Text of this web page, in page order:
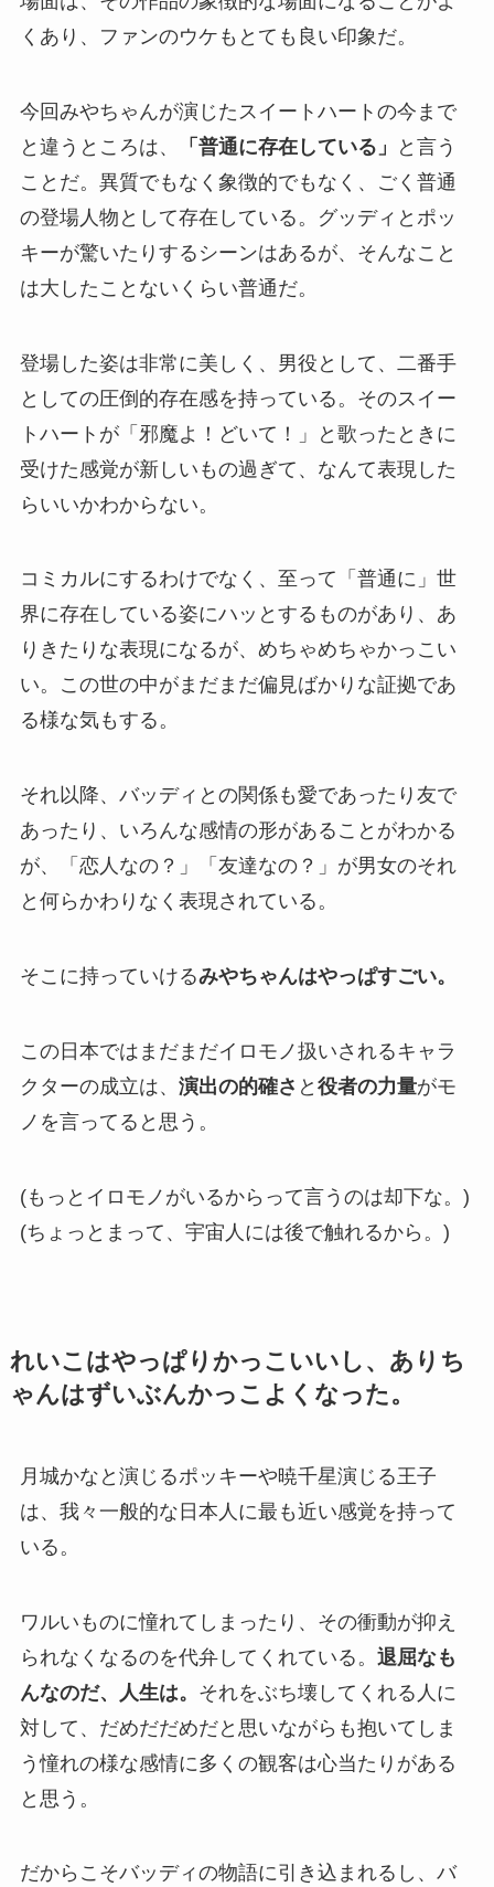
くあり、ファンのウケもとても良い印象だ。
今回みやちゃんが演じたスイートハートの今まで
と違うところは、
「普通に存在している」
と言う
ことだ。異質でもなく象徴的でもなく、ごく普通
の登場人物として存在している。グッディとポッ
キーが驚いたりするシーンはあるが、そんなこと
は大したことないくらい普通だ。
登場した姿は非常に美しく、男役として、二番手
としての圧倒的存在感を持っている。そのスイー
トハートが「邪魔よ！どいて！」と歌ったときに
受けた感覚が新しいもの過ぎて、なんて表現した
らいいかわからない。
コミカルにするわけでなく、至って「普通に」世
界に存在している姿にハッとするものがあり、あ
りきたりな表現になるが、めちゃめちゃかっこい
い。この世の中がまだまだ偏見ばかりな証拠であ
る様な気もする。
それ以降、バッディとの関係も愛であったり友で
あったり、いろんな感情の形があることがわかる
が、「恋人なの？」「友達なの？」が男女のそれ
と何らかわりなく表現されている。
そこに持っていけるみやちゃんはやっぱすごい。
この日本ではまだまだイロモノ扱いされるキャラ
クターの成立は、 演出の的確さ と 役者の力量がモ
ノを言ってると思う。
(もっとイロモノがいるからって言うのは却下な。)
(ちょっとまって、宇宙人には後で触れるから。)
れいこはやっぱりかっこいいし、ありち
ゃんはずいぶんかっこよくなった。
月城かなと演じるポッキーや暁千星演じる王子
は、我々一般的な日本人に最も近い感覚を持って
いる。
ワルいものに憧れてしまったり、その衝動が抑え
られなくなるのを代弁してくれている。 退屈なも
んなのだ、人生は。 それをぶち壊してくれる人に
対して、だめだだめだと思いながらも抱いてしま
う憧れの様な感情に多くの観客は心当たりがある
と思う。
だからこそバッディの物語に引き込まれるし、バ